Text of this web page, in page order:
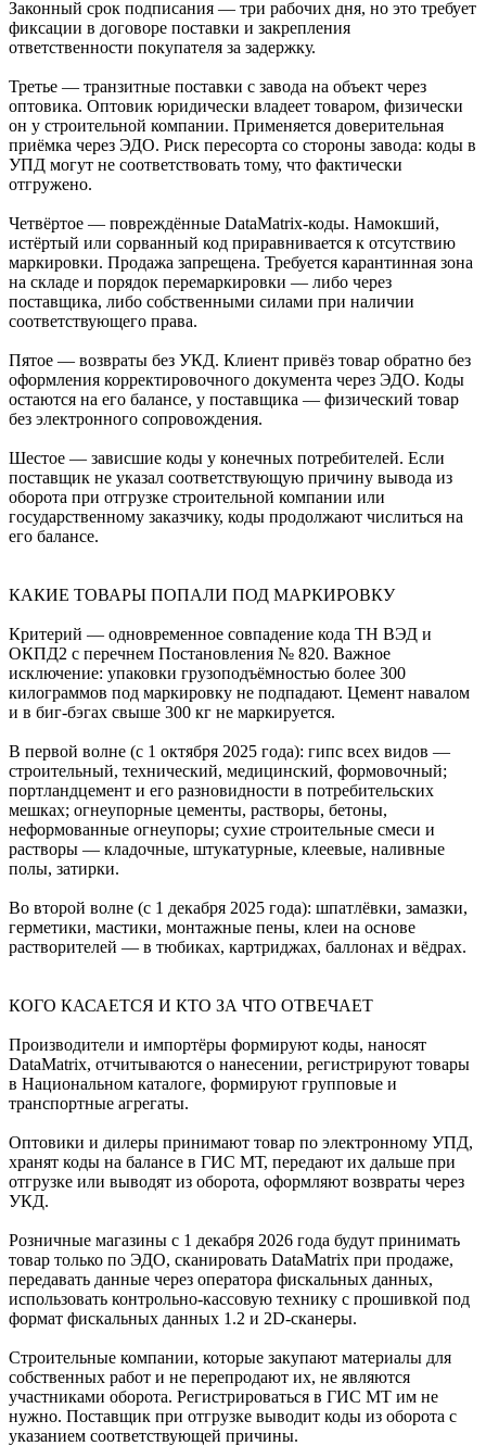
Законный срок подписания — три рабочих дня, но это требует
фиксации в договоре поставки и закрепления
ответственности покупателя за задержку.
Третье — транзитные поставки с завода на объект через
оптовика. Оптовик юридически владеет товаром, физически
он у строительной компании. Применяется доверительная
приёмка через ЭДО. Риск пересорта со стороны завода: коды в
УПД могут не соответствовать тому, что фактически
отгружено.
Четвёртое — повреждённые DataMatrix-коды. Намокший,
истёртый или сорванный код приравнивается к отсутствию
маркировки. Продажа запрещена. Требуется карантинная зона
на складе и порядок перемаркировки — либо через
поставщика, либо собственными силами при наличии
соответствующего права.
Пятое — возвраты без УКД. Клиент привёз товар обратно без
оформления корректировочного документа через ЭДО. Коды
остаются на его балансе, у поставщика — физический товар
без электронного сопровождения.
Шестое — зависшие коды у конечных потребителей. Если
поставщик не указал соответствующую причину вывода из
оборота при отгрузке строительной компании или
государственному заказчику, коды продолжают числиться на
его балансе.
КАКИЕ ТОВАРЫ ПОПАЛИ ПОД МАРКИРОВКУ
Критерий — одновременное совпадение кода ТН ВЭД и
ОКПД2 с перечнем Постановления № 820. Важное
исключение: упаковки грузоподъёмностью более 300
килограммов под маркировку не подпадают. Цемент навалом
и в биг-бэгах свыше 300 кг не маркируется.
В первой волне (с 1 октября 2025 года): гипс всех видов —
строительный, технический, медицинский, формовочный;
портландцемент и его разновидности в потребительских
мешках; огнеупорные цементы, растворы, бетоны,
неформованные огнеупоры; сухие строительные смеси и
растворы — кладочные, штукатурные, клеевые, наливные
полы, затирки.
Во второй волне (с 1 декабря 2025 года): шпатлёвки, замазки,
герметики, мастики, монтажные пены, клеи на основе
растворителей — в тюбиках, картриджах, баллонах и вёдрах.
КОГО КАСАЕТСЯ И КТО ЗА ЧТО ОТВЕЧАЕТ
Производители и импортёры формируют коды, наносят
DataMatrix, отчитываются о нанесении, регистрируют товары
в Национальном каталоге, формируют групповые и
транспортные агрегаты.
Оптовики и дилеры принимают товар по электронному УПД,
хранят коды на балансе в ГИС МТ, передают их дальше при
отгрузке или выводят из оборота, оформляют возвраты через
УКД.
Розничные магазины с 1 декабря 2026 года будут принимать
товар только по ЭДО, сканировать DataMatrix при продаже,
передавать данные через оператора фискальных данных,
использовать контрольно-кассовую технику с прошивкой под
формат фискальных данных 1.2 и 2D-сканеры.
Строительные компании, которые закупают материалы для
собственных работ и не перепродают их, не являются
участниками оборота. Регистрироваться в ГИС МТ им не
нужно. Поставщик при отгрузке выводит коды из оборота с
указанием соответствующей причины.